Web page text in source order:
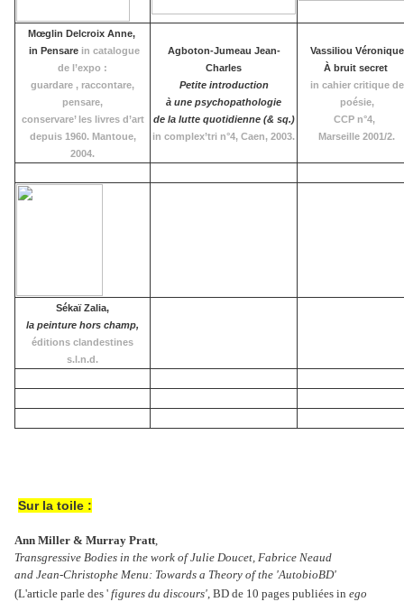
Mœglin Delcroix Anne,
in Pensarein catalogue
de l’expo :
guardare , raccontare,
pensare,
conservare’ les livres d’art
depuis 1960. Mantoue,
2004.
Agboton-Jumeau Jean-
Charles
Petite introduction
à une psychopathologie
de la lutte quotidienne (& sq.)
in complex’tri n°4, Caen, 2003.
Vassiliou Véronique
À bruit secret
in cahier critique de
poésie,
CCP n°4,
Marseille 2001/2.
Sékaï Zalia,
la peinture hors champ,
éditions clandestines
s.l.n.d.
Sur la toile :
Ann Miller & Murray Pratt,
Transgressive Bodies in the work of Julie Doucet, Fabrice Neaud
and Jean-Christophe Menu: Towards a Theory of the 'AutobioBD'
(L'article parle des ' figures du discours', BD de 10 pages publiées in ego